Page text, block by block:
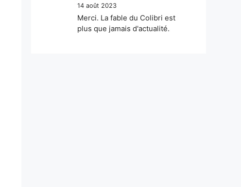
14 août 2023
Merci. La fable du Colibri est
plus que jamais d'actualité.